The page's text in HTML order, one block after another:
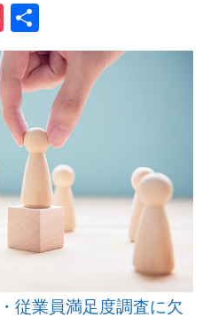
お見積もり依頼
Pocket
有
従業員満足度調査に欠